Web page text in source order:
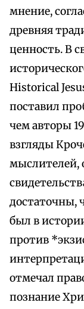
мнение,
древняя
ценность. В
Historical
поставил
чем авторы
взгляды
мыслителей,
достаточны,
был в
против
отмечал
познание